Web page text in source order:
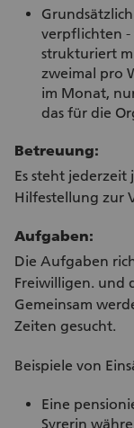
verpflichten -
strukturiert
zweimal pro
im Monat,
das für die
Betreuung:
Es steht
Hilfestellung zur
Aufgaben:
Die Aufgaben
Freiwilligen. und
Gemeinsam
Zeiten gesucht.
Beispiele von
Eine
Syrerin